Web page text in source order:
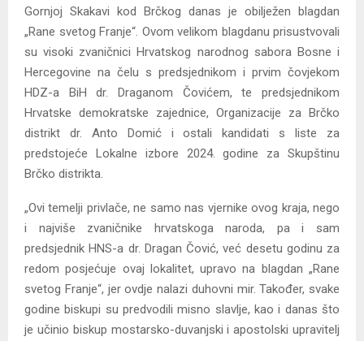
Gornjoj Skakavi kod Brčkog danas je obilježen blagdan
„Rane svetog Franje“. Ovom velikom blagdanu prisustvovali
su visoki zvaničnici Hrvatskog narodnog sabora Bosne i
Hercegovine na čelu s predsjednikom i prvim čovjekom
HDZ-a BiH dr. Draganom Čovićem, te predsjednikom
Hrvatske demokratske zajednice, Organizacije za Brčko
distrikt dr. Anto Domić i ostali kandidati s liste za
predstojeće Lokalne izbore 2024. godine za Skupštinu
Brčko distrikta.
„Ovi temelji privlače, ne samo nas vjernike ovog kraja, nego
i najviše zvaničnike hrvatskoga naroda, pa i sam
predsjednik HNS-a dr. Dragan Čović, već desetu godinu za
redom posjećuje ovaj lokalitet, upravo na blagdan „Rane
svetog Franje“, jer ovdje nalazi duhovni mir. Također, svake
godine biskupi su predvodili misno slavlje, kao i danas što
je učinio biskup mostarsko-duvanjski i apostolski upravitelj